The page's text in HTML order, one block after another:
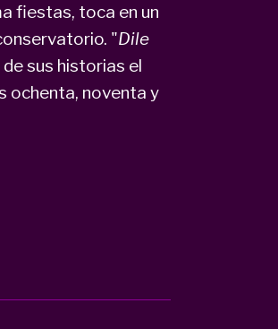
fiestas, toca en un
"Dile
sus historias el
ochenta, noventa y